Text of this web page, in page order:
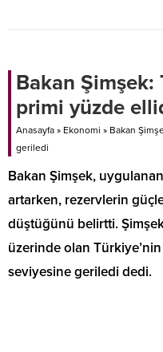
Bakan Şimşek:
primi yüzde
Anasayfa » Ekonomi » Bakan
geriledi
Bakan Şimşek,
artarken, rezervlerin
düştüğünü belirtti.
üzerinde olan
seviyesine geriledi dedi.